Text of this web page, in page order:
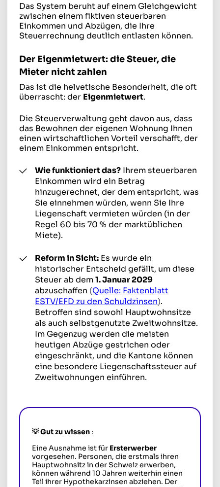
Das System beruht auf einem Gleichgewicht
zwischen einem fiktiven steuerbaren
Einkommen und Abzügen, die Ihre
Steuerrechnung deutlich entlasten können.
Der Eigenmietwert: die Steuer, die
Mieter nicht zahlen
Das ist die helvetische Besonderheit, die oft
überrascht: der Eigenmietwert.
Die Steuerverwaltung geht davon aus, dass
das Bewohnen der eigenen Wohnung Ihnen
einen wirtschaftlichen Vorteil verschafft, der
einem Einkommen entspricht.
Wie funktioniert das? Ihrem steuerbaren
Einkommen wird ein Betrag
hinzugerechnet, der dem entspricht, was
Sie einnehmen würden, wenn Sie Ihre
Liegenschaft vermieten würden (in der
Regel 60 bis 70 % der marktüblichen
Miete).
Reform in Sicht: Es wurde ein
historischer Entscheid gefällt, um diese
Steuer ab dem1. Januar 2029
abzuschaffen (Quelle: Faktenblatt
ESTV/EFD zu den Schuldzinsen).
Betroffen sind sowohl Hauptwohnsitze
als auch selbstgenutzte Zweitwohnsitze.
Im Gegenzug werden die meisten
heutigen Abzüge gestrichen oder
eingeschränkt, und die Kantone können
eine besondere Liegenschaftssteuer auf
Zweitwohnungen einführen.
💡Gut zu wissen :
Eine Ausnahme ist für Ersterwerber
vorgesehen. Personen, die erstmals ihren
Hauptwohnsitz in der Schweiz erwerben,
können während 10 Jahren weiterhin einen
Teil ihrer Hypothekarzinsen abziehen. Der